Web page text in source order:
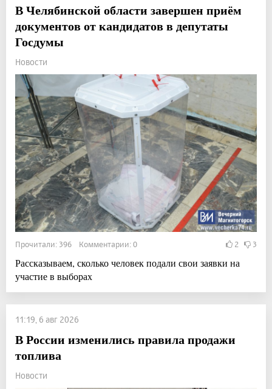
В Челябинской области завершен приём
документов от кандидатов в депутаты
Госдумы
Новости
Прочитали: 396 Комментарии: 0 2 3
Рассказываем, сколько человек подали свои заявки на
участие в выборах
11:19, 6 авг 2026
В России изменились правила продажи
топлива
Новости